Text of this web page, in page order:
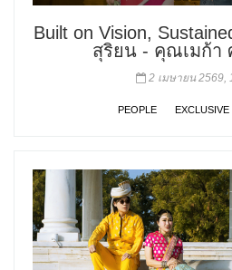
Built on Vision,
สุริยน - คุณเมก้า
2 เมษายน 2569,
PEOPLE